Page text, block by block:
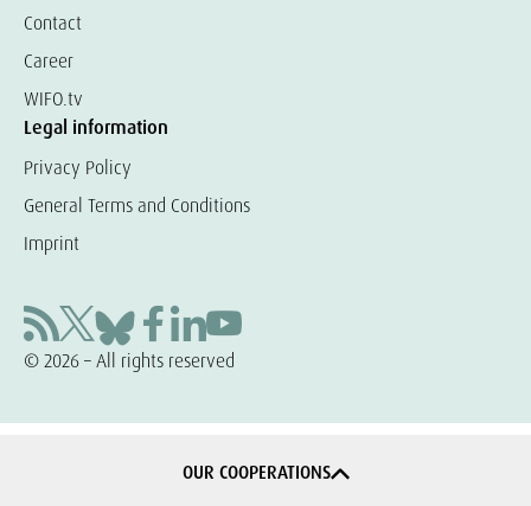
Contact
Career
WIFO.tv
Legal information
Privacy Policy
General Terms and Conditions
Imprint
© 2026 – All rights reserved
OUR COOPERATIONS